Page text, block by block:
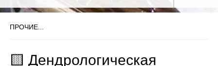
ПРОЧИЕ...
🟨 Дендрологическая